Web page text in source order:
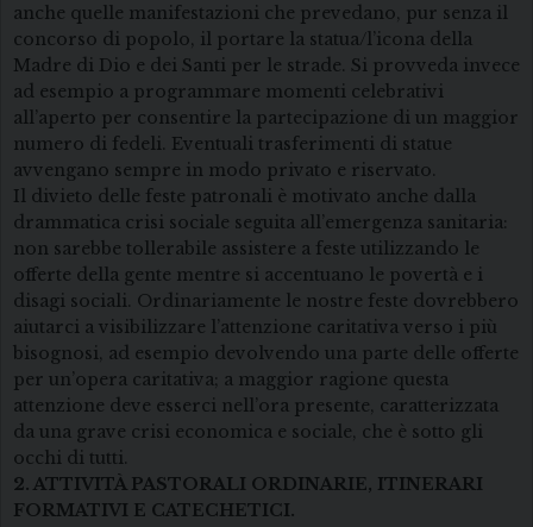
anche quelle manifestazioni che prevedano, pur senza il
concorso di popolo, il portare la statua/l’icona della
Madre di Dio e dei Santi per le strade. Si provveda invece
ad esempio a programmare momenti celebrativi
all’aperto per consentire la partecipazione di un maggior
numero di fedeli. Eventuali trasferimenti di statue
avvengano sempre in modo privato e riservato.
Il divieto delle feste patronali è motivato anche dalla
drammatica crisi sociale seguita all’emergenza sanitaria:
non sarebbe tollerabile assistere a feste utilizzando le
offerte della gente mentre si accentuano le povertà e i
disagi sociali. Ordinariamente le nostre feste dovrebbero
aiutarci a visibilizzare l’attenzione caritativa verso i più
bisognosi, ad esempio devolvendo una parte delle offerte
per un’opera caritativa; a maggior ragione questa
attenzione deve esserci nell’ora presente, caratterizzata
da una grave crisi economica e sociale, che è sotto gli
occhi di tutti.
2. ATTIVITÀ PASTORALI ORDINARIE, ITINERARI
FORMATIVI E CATECHETICI.